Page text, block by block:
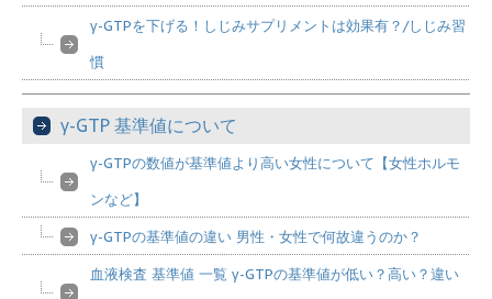
γ-GTPを下げる！しじみサプリメントは効果有？/しじみ習
慣
γ-GTP 基準値について
γ-GTPの数値が基準値より高い女性について【女性ホルモ
ンなど】
γ-GTPの基準値の違い 男性・女性で何故違うのか？
血液検査 基準値 一覧 γ-GTPの基準値が低い？高い？違い